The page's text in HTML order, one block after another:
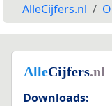
AlleCijfers.nl
Downloads: